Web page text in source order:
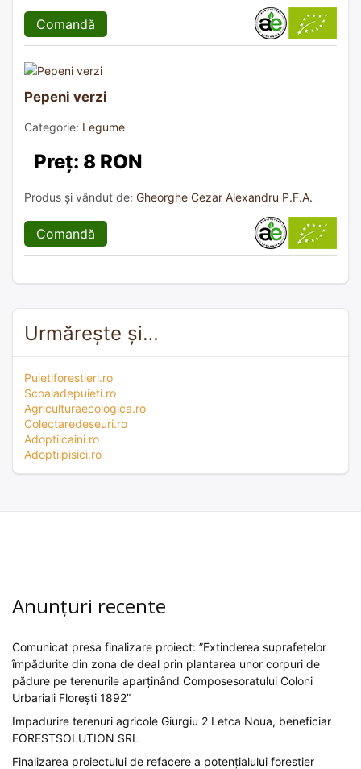
Comandă
Pepeni verzi
Categorie: Legume
Preț: 8 RON
Produs și vândut de: Gheorghe Cezar Alexandru P.F.A.
Comandă
Urmărește și…
Puietiforestieri.ro
Scoaladepuieti.ro
Agriculturaecologica.ro
Colectaredeseuri.ro
Adoptiicaini.ro
Adoptiipisici.ro
Anunțuri recente
Comunicat presa finalizare proiect: ”Extinderea suprafețelor
împădurite din zona de deal prin plantarea unor corpuri de
pădure pe terenurile aparținând Composesoratului Coloni
Urbariali Florești 1892”
Impadurire terenuri agricole Giurgiu 2 Letca Noua, beneficiar
FORESTSOLUTION SRL
Finalizarea proiectului de refacere a potențialului forestier